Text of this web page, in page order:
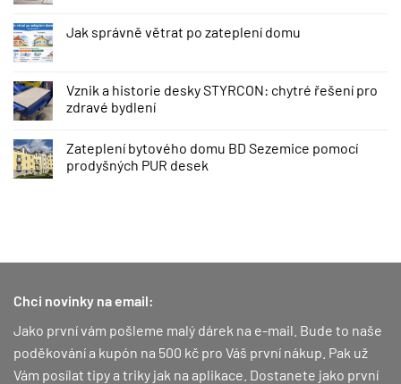
Jak správně větrat po zateplení domu
Vznik a historie desky STYRCON: chytré řešení pro
zdravé bydlení
Zateplení bytového domu BD Sezemice pomocí
prodyšných PUR desek
Chci novinky na email:
Jako první vám pošleme malý dárek na e-mail. Bude to naše
poděkování a kupón na 500 kč pro Váš první nákup. Pak už
Vám posílat tipy a triky jak na aplikace. Dostanete jako první